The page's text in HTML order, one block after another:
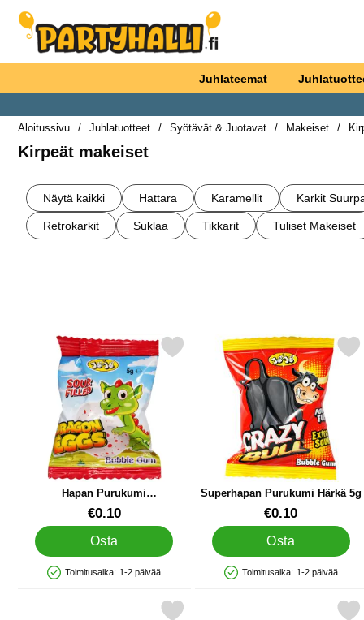
Ostoskori laajennettu Partyhallen AB
Juhlateemat
Aloitussivu
Juhlatuotteet Syötävät & Juotavat Makeiset
Kirpeät makeiset
tuotteisiinalakategoriat
Näytä kaikki
Makeiset Hattara Karamellit Karkit
Retrokarkit Suklaa Tikkarit Tuliset Makeiset
tuotelista
Hapan Purukumi
Lohikäärmemuna 5g
Tuote.nro 90134€0.10
Osta
Saatavuus: Varastossa
Toimitusaika: 1-2 päivää
Merkitse hapan Purukumi Lohikäärmemuna 5g suosikiksi
Superhapan Purukumi Härkä 5g
Tuote.nro 90129€0.10
Osta
Saatavuus: Varastossa
Toimitusaika: 1-2 päivää
Merkitse superhapan
Merkitse zombie Chew Sour Mango 20g suosikiksi
Merkitse zombie Chew Sour